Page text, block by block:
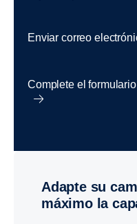
Enviar correo
Complete el
Adapte su camión y aproveche al
máximo la